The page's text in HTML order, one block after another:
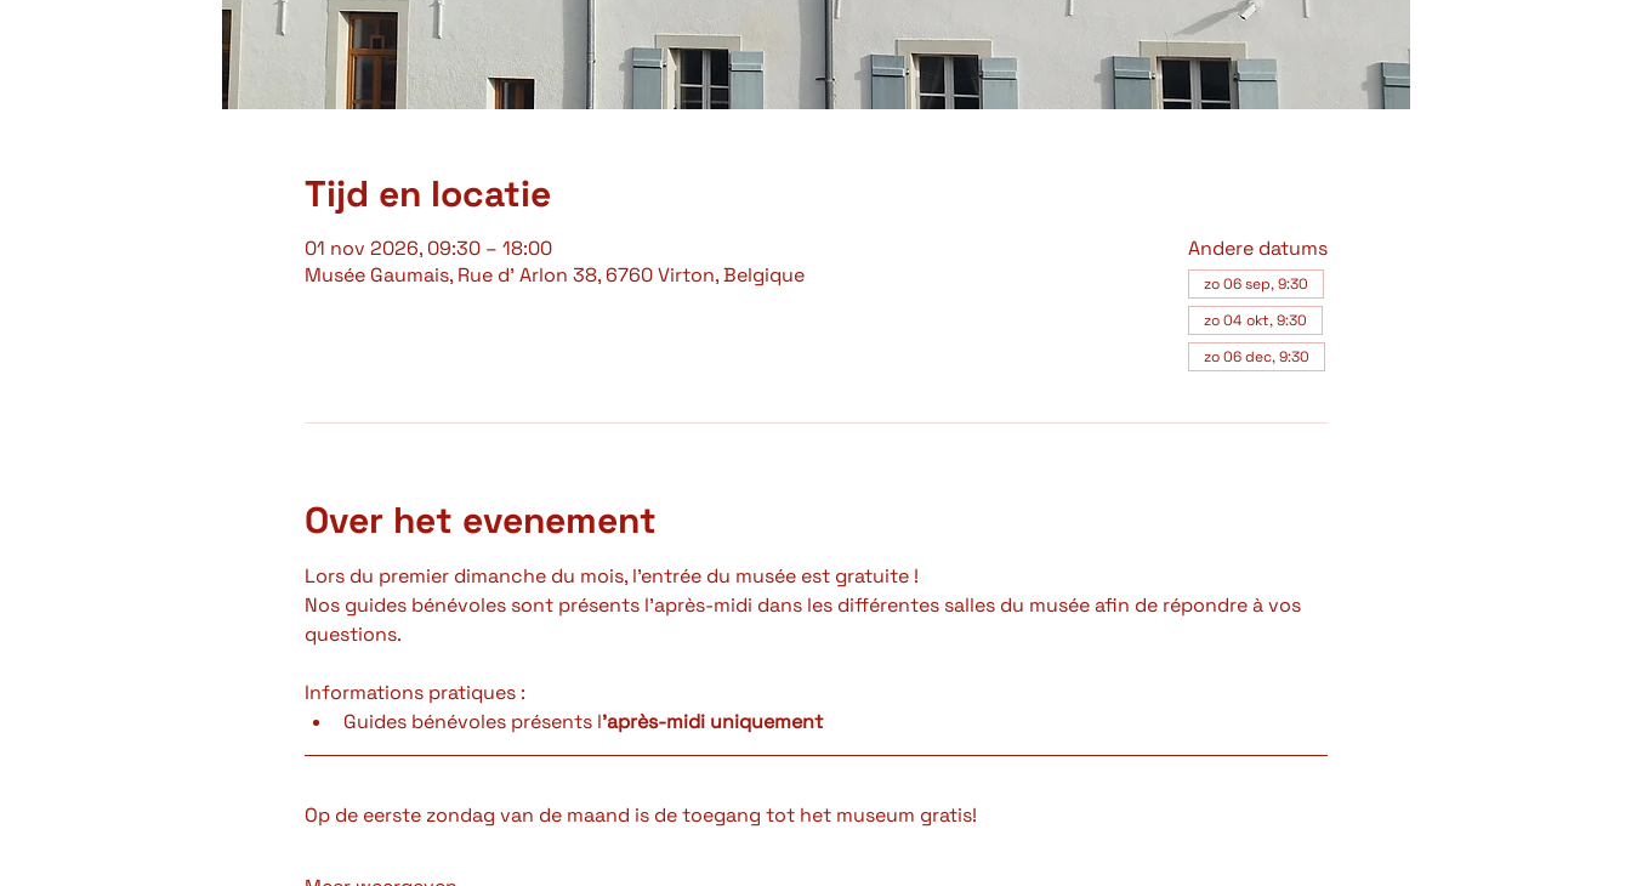
Tijd en locatie
01 nov 2026, 09:30 – 18:00
Musée Gaumais, Rue d' Arlon 38, 6760 Virton, Belgique
Andere datums
zo 06 sep, 9:30
zo 04 okt, 9:30
zo 06 dec, 9:30
Over het evenement
Lors du premier dimanche du mois, l'entrée du musée est gratuite !
Nos guides bénévoles sont présents l'après-midi dans les différentes salles du musée afin de répondre à vos
questions.
Informations pratiques :
Guides bénévoles présents l'après-midi uniquement
Op de eerste zondag van de maand is de toegang tot het museum gratis!